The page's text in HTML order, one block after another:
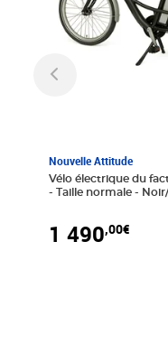
Nouvelle Attitude
Vélo électrique du
- Taille normale -
1 490,00€